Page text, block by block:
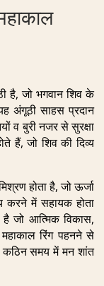
है, जो भगवान शिव के
अंगूठी साहस प्रदान
व बुरी नजर से सुरक्षा
हैं, जो शिव की दिव्य
होता है, जो ऊर्जा
करने में सहायक होता
जो आत्मिक विकास,
रिंग पहनने से
समय में मन शांत